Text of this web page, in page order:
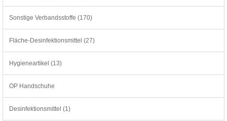
Sonstige Verbandsstoffe (170)
Fläche-Desinfektionsmittel (27)
Hygieneartikel (13)
OP Handschuhe
Desinfektionsmittel (1)